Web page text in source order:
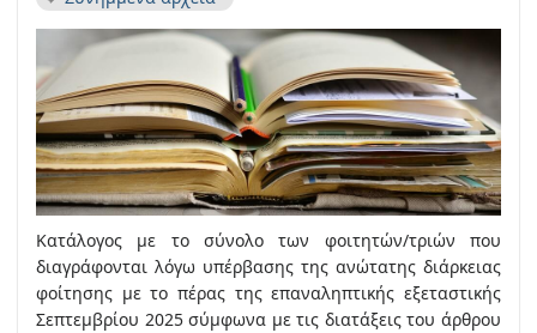
Κατάλογος με το σύνολο των φοιτητών/τριών που
διαγράφονται λόγω υπέρβασης της ανώτατης διάρκειας
φοίτησης με το πέρας της επαναληπτικής εξεταστικής
Σεπτεμβρίου 2025 σύμφωνα με τις διατάξεις του άρθρου